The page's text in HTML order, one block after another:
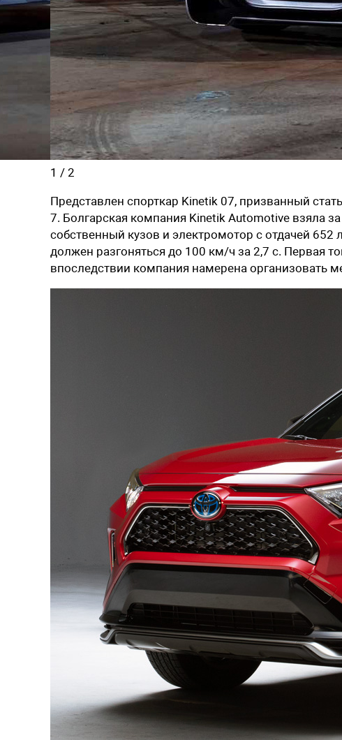
1 / 2
Представлен спорткар Kinetik 07, призванный
7. Болгарская компания Kinetik Automotive взяла
собственный кузов и электромотор с отдачей
должен разгоняться до 100 км/ч за 2,7 с. Первая
впоследствии компания намерена организовать